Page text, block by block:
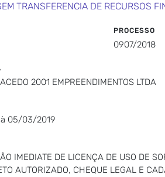
TRANSFERENCIA DE RECURSOS
PROCESSO
0907/2018
2001 EMPREENDIMENTOS LTDA
05/03/2019
IMEDIATE DE LICENÇA DE USO DE
AUTORIZADO, CHEQUE LEGAL E